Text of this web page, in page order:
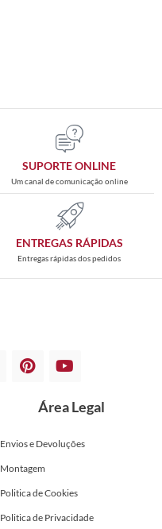
SUPORTE ONLINE
Um canal de comunicação online
ENTREGAS RÁPIDAS
Entregas rápidas dos pedidos
Área Legal
Envios e Devoluções
Montagem
Politica de Cookies
Politica de Privacidade